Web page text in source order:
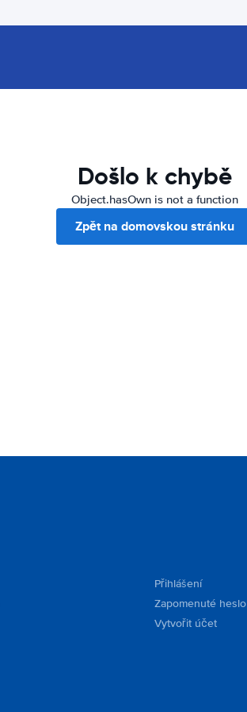
Došlo k chybě
Object.hasOwn is not a function
Zpět na domovskou stránku
Přihlášení
Zapomenuté heslo
Vytvořit účet